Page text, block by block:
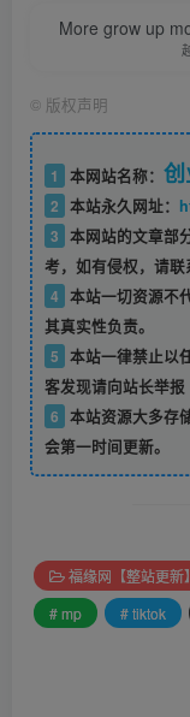
More grow up
© 版权声明
1 本网站名称：
2 本站永久网址：
3 本网站的文章部
考，如有侵权，请联
4 本站一切资源不
其真实性负责。
5 本站一律禁止以
客发现请向站长举报
6 本站资源大多存
会第一时间更新。
福缘网【整站更新】
# mp
# tiktok